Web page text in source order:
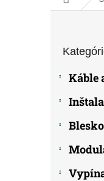
kategórie
Káble